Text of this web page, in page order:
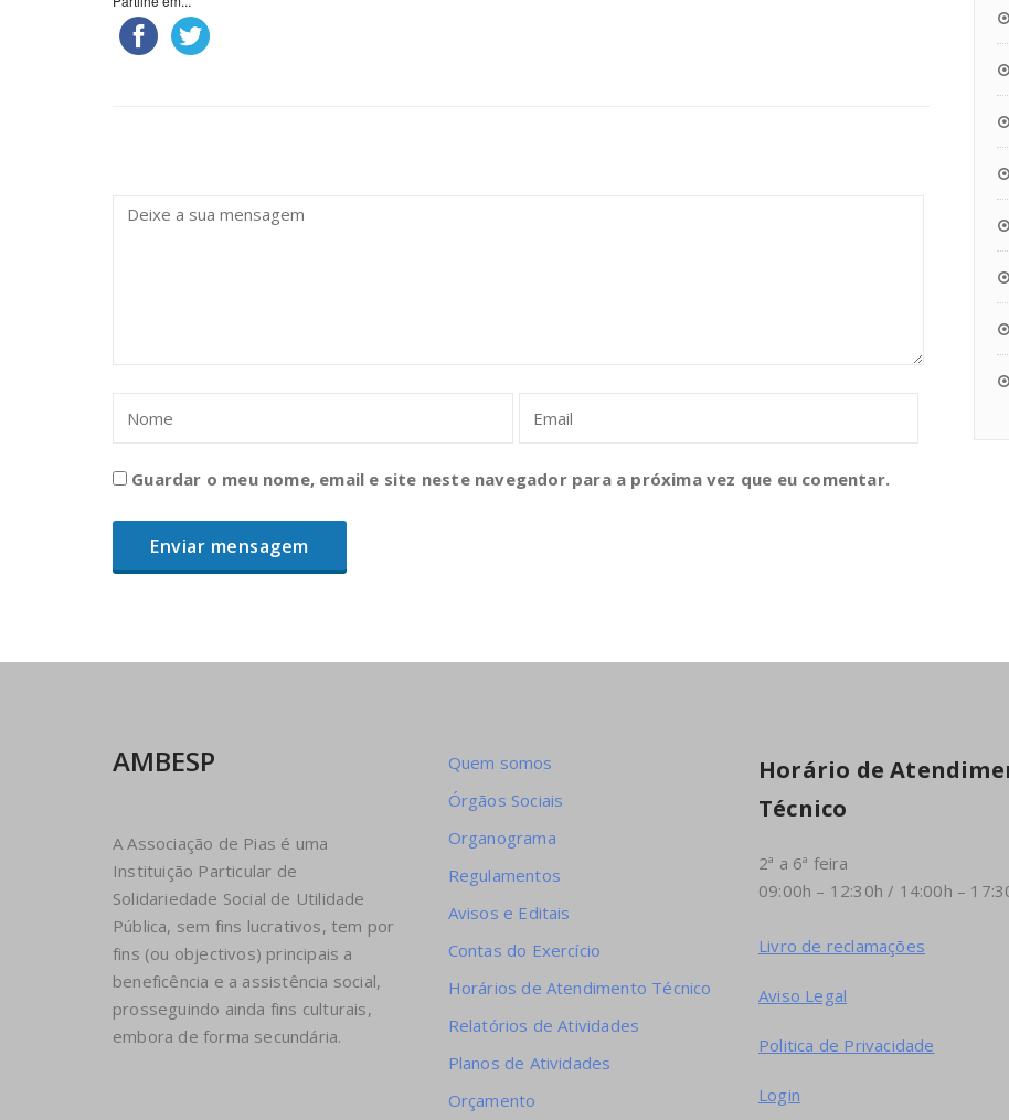
Guardar o meu nome, email e site neste navegador para a próxima vez que eu comentar.
AMBESP
A Associação de Pias é uma
Instituição Particular de
Solidariedade Social de Utilidade
Pública, sem fins lucrativos, tem por
fins (ou objectivos) principais a
beneficência e a assistência social,
prosseguindo ainda fins culturais,
embora de forma secundária.
Quem somos
Órgãos Sociais
Organograma
Regulamentos
Avisos e Editais
Contas do Exercício
Horários de Atendimento Técnico
Relatórios de Atividades
Planos de Atividades
Orçamento
Horário de
Técnico
2ª a 6ª feira
09:00h – 12:30h / 14:00h –
Livro de reclamações
Aviso Legal
Politica de Privacidade
Login